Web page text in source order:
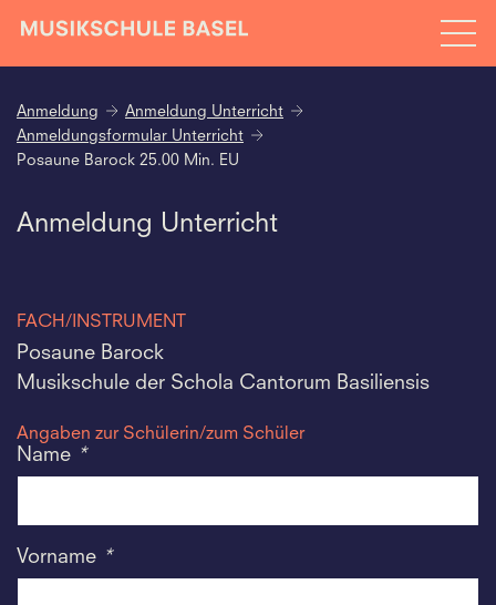
Anmeldung
Anmeldung Unterricht
Anmeldungsformular Unterricht
Posaune Barock 25.00 Min. EU
Anmeldung Unterricht
FACH/INSTRUMENT
Posaune Barock
Musikschule der Schola Cantorum Basiliensis
Angaben zur Schülerin/zum Schüler
Name *
Vorname *